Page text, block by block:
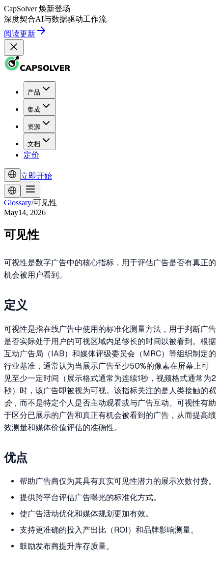
CapSolver 焕新登场
深度契合AI与数据驱动工作流
阅读更新
产品
集成
资源
文档
定价
立即开始
Glossary/可见性
May14, 2026
可见性
可视性是数字广告中的核心指标，用于评估广告是否有真正的
机会被用户看到。
定义
可视性是指在线广告中使用的标准化测量方法，用于判断广告
是否实际处于用户的可视区域内足够长的时间以被看到。根据
互动广告局（IAB）和媒体评级委员会（MRC）等组织制定的
行业基准，通常认为当展示广告至少50%的像素在屏幕上可
见至少一定时间（展示格式通常为连续1秒，视频格式通常为2
秒）时，该广告即被视为可视。该指标关注的是人类接触的机
会，而不是特定个人是否主动观看或与广告互动。可视性有助
于区分已展示的广告和真正有机会被看到的广告，从而提高绩
效测量和媒体价值评估的准确性。
优点
帮助广告商仅为其具有真实可见性潜力的展示次数付费。
提供跨平台评估广告曝光的标准化方式。
使广告活动优化和媒体规划更加有效。
支持更准确的投入产出比（ROI）和品牌影响测量。
鼓励发布商提升库存质量。